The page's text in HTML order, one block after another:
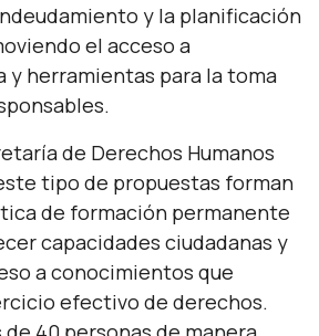
y la planificación
el acceso a
y herramientas para la toma
de Derechos Humanos
tipo de propuestas forman
de formación permanente
capacidades ciudadanas y
a conocimientos que
efectivo de derechos.